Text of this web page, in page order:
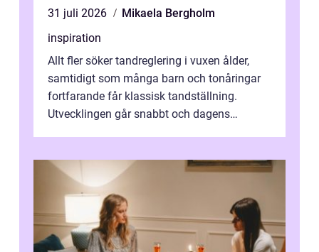
31 juli 2026
Mikaela Bergholm
inspiration
Allt fler söker tandreglering i vuxen ålder,
samtidigt som många barn och tonåringar
fortfarande får klassisk tandställning.
Utvecklingen går snabbt och dagens